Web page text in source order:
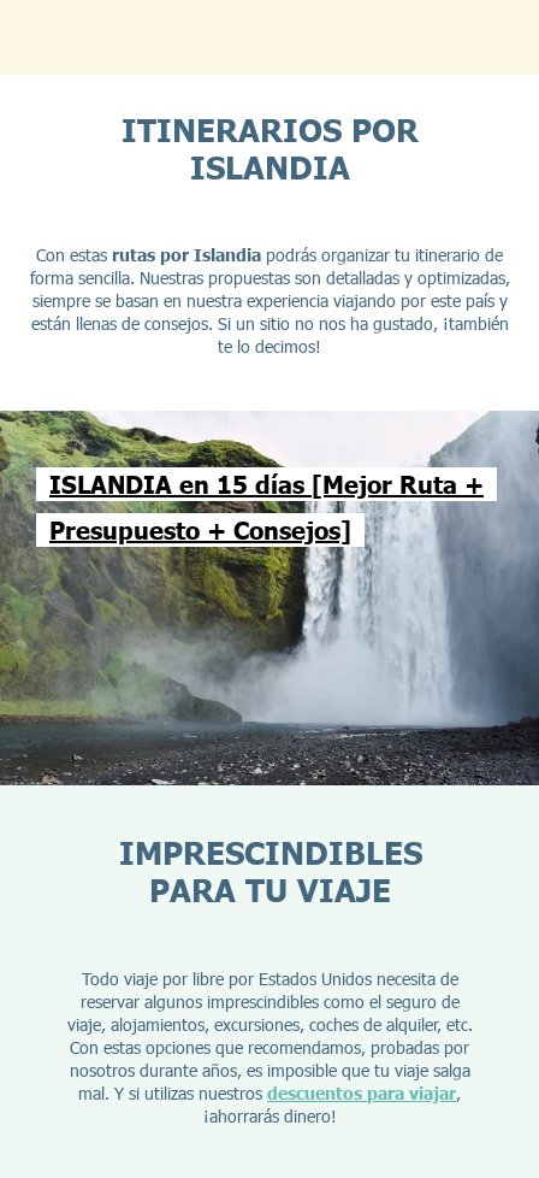
ITINERARIOS POR
ISLANDIA
Con estas rutas por Islandia podrás organizar tu itinerario de
forma sencilla. Nuestras propuestas son detalladas y optimizadas,
siempre se basan en nuestra experiencia viajando por este país y
están llenas de consejos. Si un sitio no nos ha gustado, ¡también
te lo decimos!
ISLANDIA en 15 días [Mejor Ruta +
Presupuesto + Consejos]
IMPRESCINDIBLES
PARA TU VIAJE
Todo viaje por libre por Estados Unidos necesita de
reservar algunos imprescindibles como el seguro de
viaje, alojamientos, excursiones, coches de alquiler, etc.
Con estas opciones que recomendamos, probadas por
nosotros durante años, es imposible que tu viaje salga
mal. Y si utilizas nuestros descuentos para viajar,
¡ahorrarás dinero!